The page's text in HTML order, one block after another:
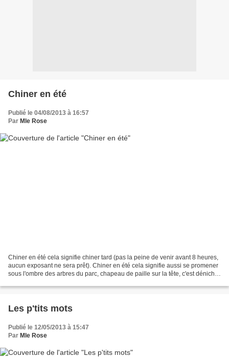
Chiner en été
Publié le 04/08/2013 à 16:57
Par Mle Rose
Chiner en été cela signifie chiner tard (pas la peine de venir avant 8 heures,
aucun exposant ne sera prêt). Chiner en été cela signifie aussi se promener
sous l'ombre des arbres du parc, chapeau de paille sur la tête, c'est dénicher
Les p'tits mots
Publié le 12/05/2013 à 15:47
Par Mle Rose